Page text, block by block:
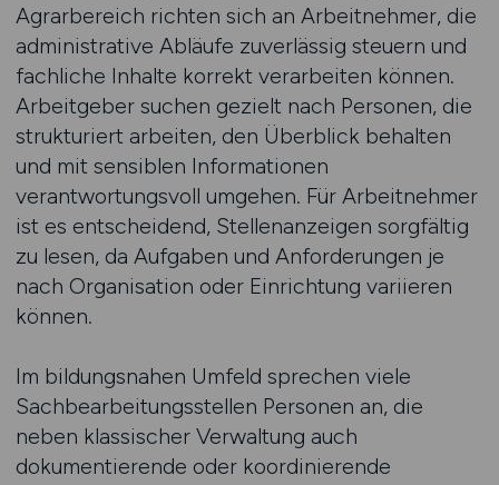
Agrarbereich richten sich an Arbeitnehmer, die
administrative Abläufe zuverlässig steuern und
fachliche Inhalte korrekt verarbeiten können.
Arbeitgeber suchen gezielt nach Personen, die
strukturiert arbeiten, den Überblick behalten
und mit sensiblen Informationen
verantwortungsvoll umgehen. Für Arbeitnehmer
ist es entscheidend, Stellenanzeigen sorgfältig
zu lesen, da Aufgaben und Anforderungen je
nach Organisation oder Einrichtung variieren
können.
Im bildungsnahen Umfeld sprechen viele
Sachbearbeitungsstellen Personen an, die
neben klassischer Verwaltung auch
dokumentierende oder koordinierende